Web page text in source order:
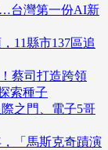
台灣第一份AI新
11縣市137區追
蔡司打造跨領
索種子
之門、電子5哥
「馬斯克奇蹟演